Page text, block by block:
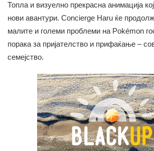
Топла и визуелно прекрасна анимација
нови авантури. Concierge Haru ќе
малите и големи проблеми на Pokémon
порака за пријателство и прифаќање –
семејство.